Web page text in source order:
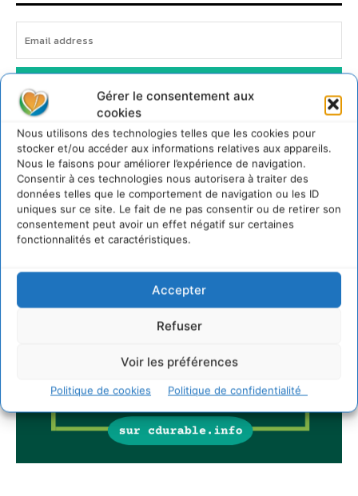
Gérer le consentement aux
cookies
Nous utilisons des technologies telles que les cookies pour
stocker et/ou accéder aux informations relatives aux appareils.
Nous le faisons pour améliorer l’expérience de navigation.
Consentir à ces technologies nous autorisera à traiter des
données telles que le comportement de navigation ou les ID
uniques sur ce site. Le fait de ne pas consentir ou de retirer son
consentement peut avoir un effet négatif sur certaines
fonctionnalités et caractéristiques.
Accepter
Refuser
Voir les préférences
Politique de cookies Politique de confidentialité